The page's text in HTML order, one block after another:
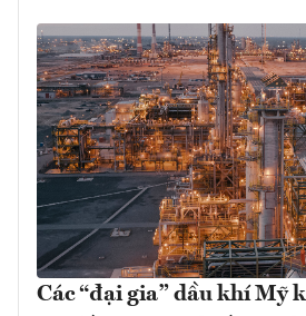
Các “đại gia” dầu khí Mỹ